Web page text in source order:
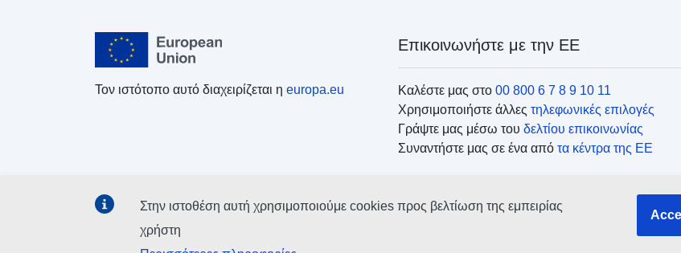
Τον ιστότοπο αυτό διαχειρίζεται η europa.eu
Επικοινωνήστε με την ΕΕ
Καλέστε μας στο 00 800 6 7 8 9 10 11
Χρησιμοποιήστε άλλες τηλεφωνικές επιλογές
Γράψτε μας μέσω του δελτίου επικοινωνίας
Συναντήστε μας σε ένα από τα κέντρα της ΕΕ
Στην ιστοθέση αυτή χρησιμοποιούμε cookies προς βελτίωση της εμπειρίας
χρήστη